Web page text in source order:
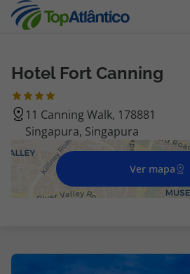
Destinos
Voos
Hotéis
Voos + Hotel
Disneyland ® Paris
Hotel Fort Canning
11 Canning Walk, 178881
Singapura, Singapura
Ver mapa